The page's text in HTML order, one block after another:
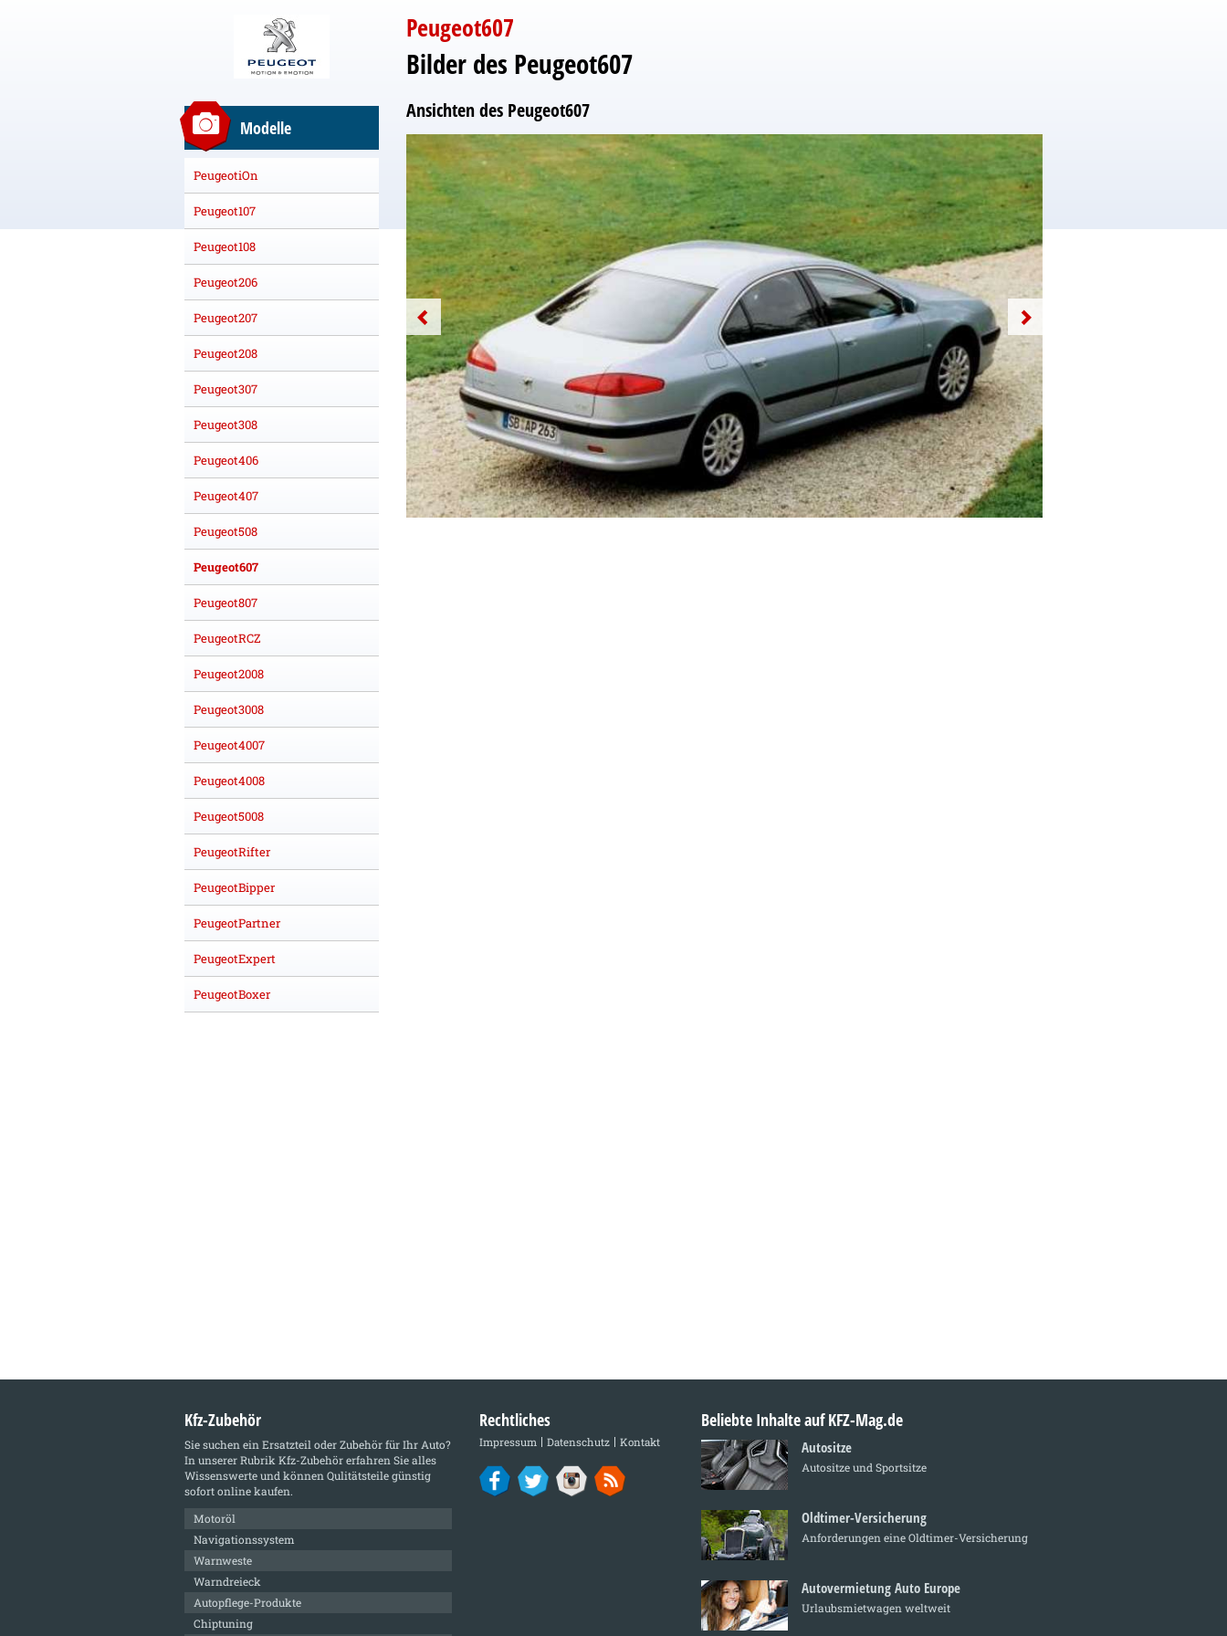
Peugeot607
Bilder des Peugeot607
Ansichten des Peugeot607
Modelle
PeugeotiOn
Peugeot107
Peugeot108
Peugeot206
Peugeot207
Peugeot208
Peugeot307
Peugeot308
Peugeot406
Peugeot407
Peugeot508
Peugeot607
Peugeot807
PeugeotRCZ
Peugeot2008
Peugeot3008
Peugeot4007
Peugeot4008
Peugeot5008
PeugeotRifter
PeugeotBipper
PeugeotPartner
PeugeotExpert
PeugeotBoxer
Kfz-Zubehör
Sie suchen ein Ersatzteil oder Zubehör für Ihr Auto?
In unserer Rubrik Kfz-Zubehörerfahren Sie alles
Wissenswerte und können Qulitätsteile günstig
sofort online kaufen.
Motoröl
Navigationssystem
Warnweste
Warndreieck
Autopflege-Produkte
Chiptuning
Rechtliches
Impressum Datenschutz Kontakt
Beliebte Inhalte auf KFZ-Mag.de
Autositze
Autositze und Sportsitze
Oldtimer-Versicherung
Anforderungen eine Oldtimer-Versicherung
Autovermietung Auto Europe
Urlaubsmietwagen weltweit